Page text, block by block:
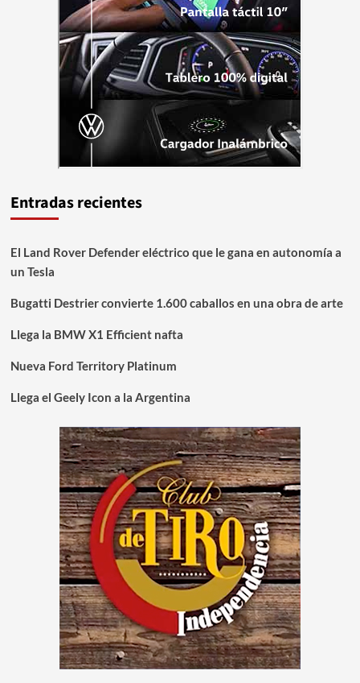
Entradas recientes
El Land Rover Defender eléctrico que le gana en autonomía a
un Tesla
Bugatti Destrier convierte 1.600 caballos en una obra de arte
Llega la BMW X1 Efficient nafta
Nueva Ford Territory Platinum
Llega el Geely Icon a la Argentina